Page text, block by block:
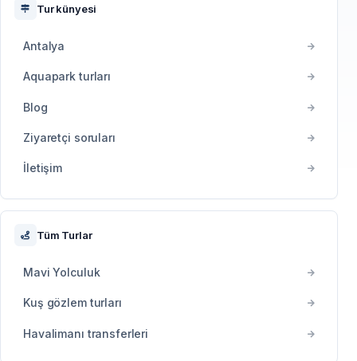
Tur künyesi
Antalya
Aquapark turları
Blog
Ziyaretçi soruları
İletişim
Tüm Turlar
Mavi Yolculuk
Kuş gözlem turları
Havalimanı transferleri